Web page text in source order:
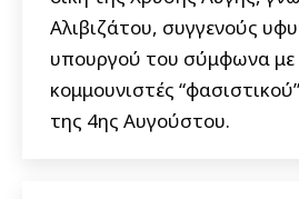
Αλιβιζάτου, συγγενούς
υπουργού του σύμφωνα με
κομμουνιστές
της 4ης Αυγούστου.